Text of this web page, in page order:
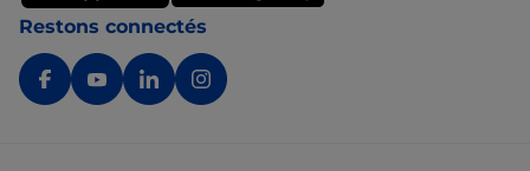
Restons connectés